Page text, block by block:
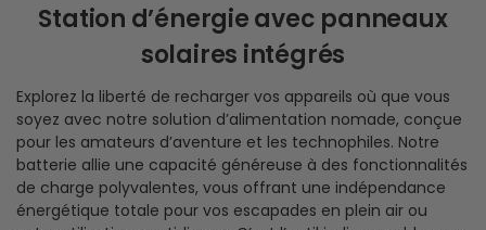
Station d’énergie avec panneaux
solaires intégrés
Explorez la liberté de recharger vos appareils où que vous
soyez avec notre solution d’alimentation nomade, conçue
pour les amateurs d’aventure et les technophiles. Notre
batterie allie une capacité généreuse à des fonctionnalités
de charge polyvalentes, vous offrant une indépendance
énergétique totale pour vos escapades en plein air ou